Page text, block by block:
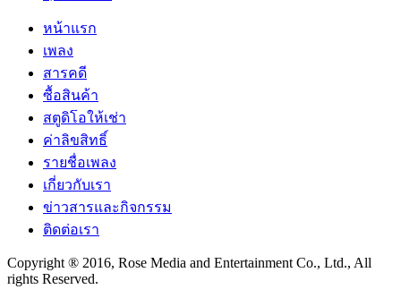
หน้าแรก
เพลง
สารคดี
ซื้อสินค้า
สตูดิโอให้เช่า
ค่าลิขสิทธิ์
รายชื่อเพลง
เกี่ยวกับเรา
ข่าวสารและกิจกรรม
ติดต่อเรา
Copyright ® 2016, Rose Media and Entertainment Co., Ltd., All
rights Reserved.